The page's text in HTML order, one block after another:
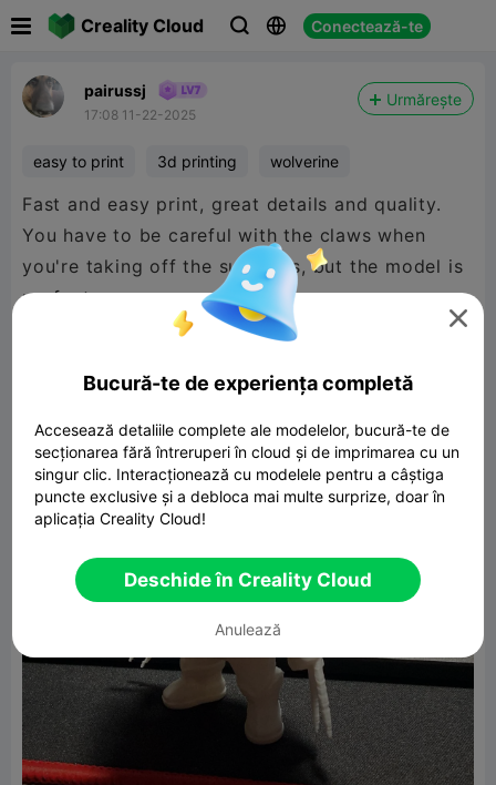
Creality Cloud   Conectează-te
pairussj
17:08 11-22-2025
Urmărește
easy to print 3d printing wolverine
Fast and easy print, great details and quality.
You have to be careful with the claws when
you're taking off the supports, but the model is
perfect.

Bucură-te de experiența completă
Accesează detaliile complete ale modelelor, bucură-te de
secționarea fără întreruperi în cloud și de imprimarea cu un
singur clic. Interacționează cu modelele pentru a câștiga
puncte exclusive și a debloca mai multe surprize, doar în
aplicația Creality Cloud!
Deschide în Creality Cloud
Anulează